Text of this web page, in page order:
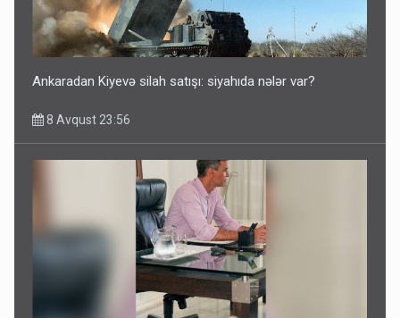
Azərbaycan bundan hər il 3 milyard dollar qazanacaq
8 Avqust 23:33
İrəvan dünyaya Azərbaycan üzərindən çıxır – Mühüm
Ankaradan Kiyevə silah satışı: siyahıda nələr var?
8 Avqust 23:56